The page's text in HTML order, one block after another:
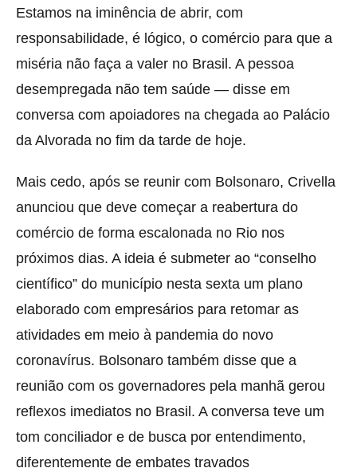
Estamos na iminência de abrir, com
responsabilidade, é lógico, o comércio para que a
miséria não faça a valer no Brasil. A pessoa
desempregada não tem saúde — disse em
conversa com apoiadores na chegada ao Palácio
da Alvorada no fim da tarde de hoje.
Mais cedo, após se reunir com Bolsonaro, Crivella
anunciou que deve começar a reabertura do
comércio de forma escalonada no Rio nos
próximos dias. A ideia é submeter ao “conselho
científico” do município nesta sexta um plano
elaborado com empresários para retomar as
atividades em meio à pandemia do novo
coronavírus. Bolsonaro também disse que a
reunião com os governadores pela manhã gerou
reflexos imediatos no Brasil. A conversa teve um
tom conciliador e de busca por entendimento,
diferentemente de embates travados